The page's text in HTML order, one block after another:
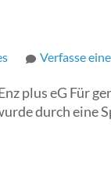
Verfasse
plus eG Für
durch